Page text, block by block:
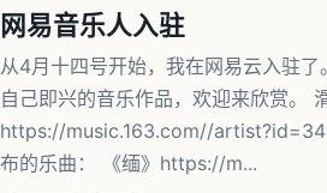
网易音乐人入驻
从4月十四号开始，我在网易云入驻了
自己即兴的音乐作品，欢迎来欣赏。
https://music.163.com//
布的乐曲： 《缅》https://m...